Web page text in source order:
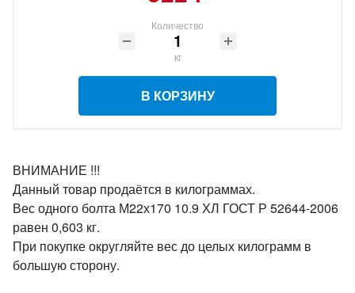
Количество
кг
В КОРЗИНУ
ВНИМАНИЕ !!!
Данный товар продаётся в килограммах.
Вес одного болта М22х170 10.9 ХЛ ГОСТ Р 52644-2006
равен 0,603 кг.
При покупке округляйте вес до целых килограмм в
большую сторону.